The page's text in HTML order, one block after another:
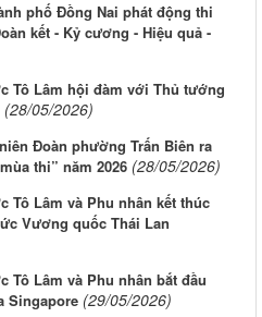
phố Đồng Nai phát động thi
kết - Kỷ cương - Hiệu quả -
Tô Lâm hội đàm với Thủ tướng
(28/05/2026)
Đoàn phường Trấn Biên ra
thi” năm 2026 (28/05/2026)
Tô Lâm và Phu nhân kết thúc
Vương quốc Thái Lan
Tô Lâm và Phu nhân bắt đầu
Singapore (29/05/2026)